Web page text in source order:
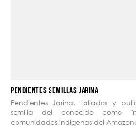
PENDIENTES SEMILLAS JARINA
Pendientes Jarina, tallados y
semilla del conocido como
comunidades indígenas del